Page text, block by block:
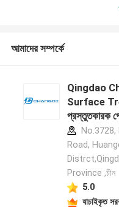
আমাদের সম্পর্কে
Qingdao
Surface
প্রস্তুতকারক
Road,
Province ,চীন
5.0
যাচাইকৃত